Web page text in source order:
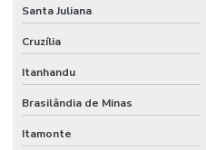
Santa Juliana
Cruzília
Itanhandu
Brasilândia de Minas
Itamonte